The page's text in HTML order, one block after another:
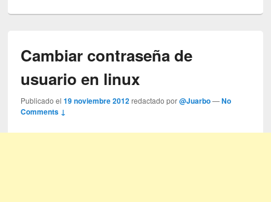
Cambiar contraseña de
usuario en linux
Publicado el19 noviembre 2012 redactado por@Juarbo —No
Comments ↓